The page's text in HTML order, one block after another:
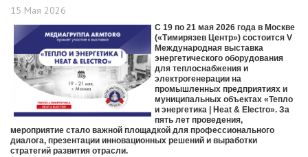
15 Мая 2026
С 19 по 21 мая 2026 года в Москве
(«Тимирязев Центр») состоится V
Международная выставка
энергетического оборудования
для теплоснабжения и
электрогенерации на
промышленных предприятиях и
муниципальных объектах «Тепло
и энергетика | Heat & Electro». За
пять лет проведения,
мероприятие стало важной площадкой для профессионального
диалога, презентации инновационных решений и выработки
стратегий развития отрасли.